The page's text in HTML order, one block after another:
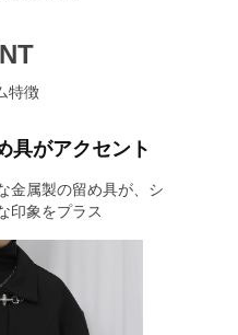
特徴
具がアクセント
金属製の留め具が、シ
印象をプラス